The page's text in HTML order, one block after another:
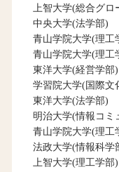
上智大学(総合グ
中央大学(法学部)
青山学院大学(理
青山学院大学(理
東洋大学(経営学
学習院大学(国際
東洋大学(法学部)
明治大学(情報コ
青山学院大学(理
法政大学(情報科
上智大学(理工学